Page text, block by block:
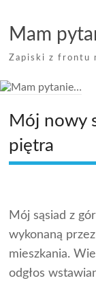
content
Mam
Zapiski z frontu
Mój nowy
piętra
Mój sąsiad z
wykonaną
mieszkania.
odgłos